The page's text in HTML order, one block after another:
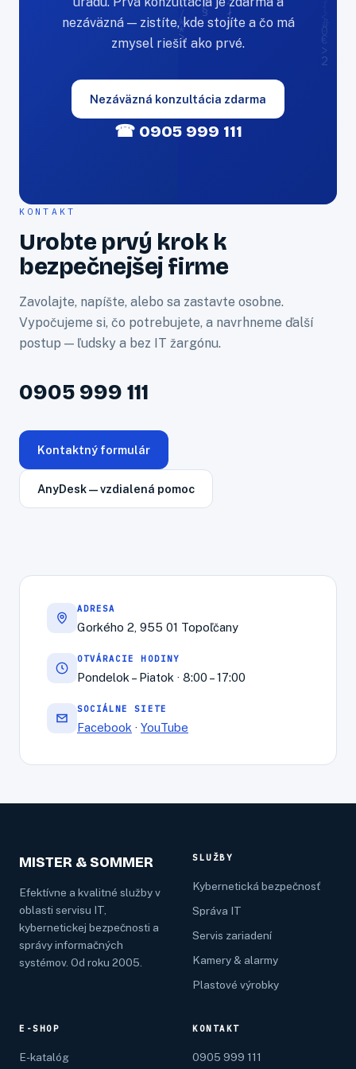
nezáväzná — zistíte, kde stojíte a čo má
zmysel riešiť ako prvé.
Nezáväzná konzultácia zdarma
☎ 0905 999 111
KONTAKT
Urobte prvý krok k
bezpečnejšej firme
Zavolajte, napíšte, alebo sa zastavte osobne.
Vypočujeme si, čo potrebujete, a navrhneme ďalší
postup — ľudsky a bez IT žargónu.
0905 999 111
Kontaktný formulár
AnyDesk — vzdialená pomoc
ADRESA
Gorkého 2, 955 01 Topoľčany
OTVÁRACIE HODINY
Pondelok – Piatok · 8:00 – 17:00
SOCIÁLNE SIETE
Facebook · YouTube
MISTER & SOMMER
Efektívne a kvalitné služby v
oblasti servisu IT,
kybernetickej bezpečnosti a
správy informačných
systémov. Od roku 2005.
SLUŽBY
Kybernetická bezpečnosť
Správa IT
Servis zariadení
Kamery & alarmy
Plastové výrobky
E-SHOP
E-katalóg
KONTAKT
0905 999 111